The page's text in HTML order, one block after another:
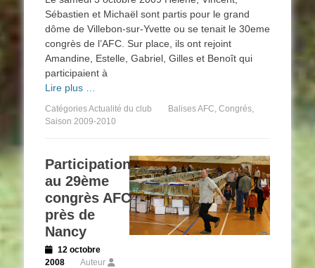
Sébastien et Michaël sont partis pour le grand
dôme de Villebon-sur-Yvette ou se tenait le 30eme
congrès de l’AFC. Sur place, ils ont rejoint
Amandine, Estelle, Gabriel, Gilles et Benoît qui
participaient à
Lire plus …
CatégoriesActualité du club BalisesAFC, Congrés,
Saison 2009-2010
Participation
au 29ème
congrès AFC
près de
Nancy
Posted
on
12 octobre
2008
Auteur